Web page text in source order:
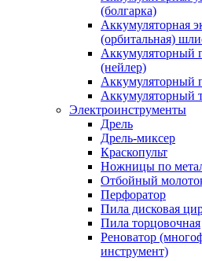
(болгарка)
Аккумуляторная
(орбитальная)
Аккумуляторный
(нейлер)
Аккумуляторный
Аккумуляторный
Электроинструменты
Дрель
Дрель-миксер
Краскопульт
Ножницы по
Отбойный
Перфоратор
Пила дисковая
Пила торцовочная
Реноватор
инструмент)